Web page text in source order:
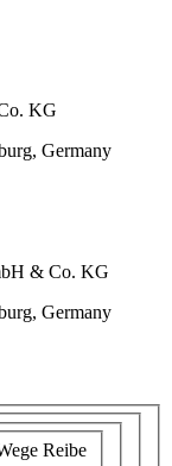
KG
Germany
& Co. KG
Germany